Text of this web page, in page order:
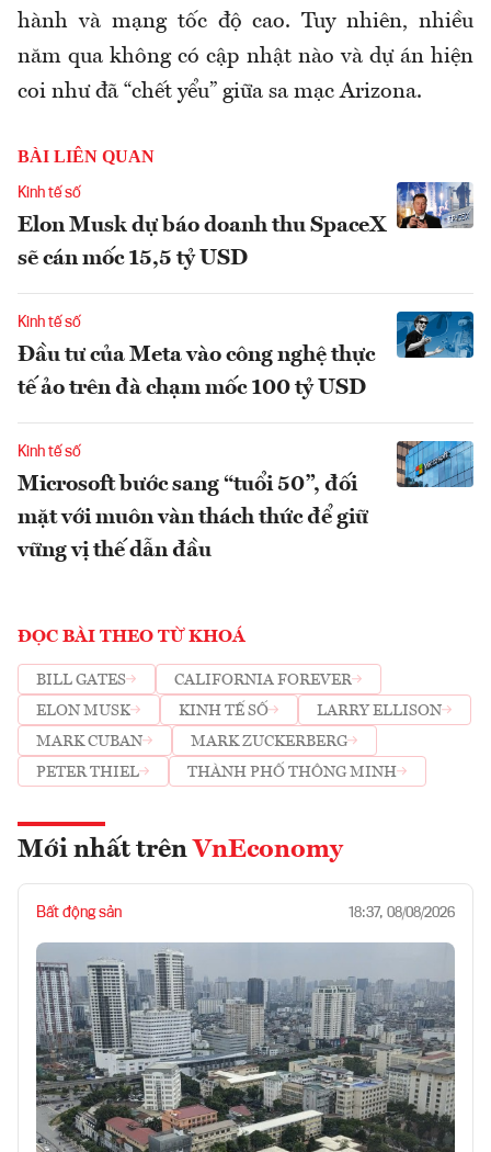
hành và mạng tốc độ cao. Tuy nhiên, nhiều
năm qua không có cập nhật nào và dự án hiện
coi như đã “chết yểu” giữa sa mạc Arizona.
BÀI LIÊN QUAN
Kinh tế số
Elon Musk dự báo doanh thu SpaceX
sẽ cán mốc 15,5 tỷ USD
Kinh tế số
Đầu tư của Meta vào công nghệ thực
tế ảo trên đà chạm mốc 100 tỷ USD
Kinh tế số
Microsoft bước sang “tuổi 50”, đối
mặt với muôn vàn thách thức để giữ
vững vị thế dẫn đầu
ĐỌC BÀI THEO TỪ KHOÁ
BILL GATES
CALIFORNIA FOREVER
ELON MUSK
KINH TẾ SỐ
LARRY ELLISON
MARK CUBAN
MARK ZUCKERBERG
PETER THIEL
THÀNH PHỐ THÔNG MINH
Mới nhất trên VnEconomy
Bất động sản 18:37, 08/08/2026